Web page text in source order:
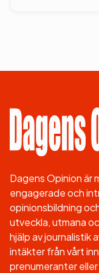
Dagens Opinion är
engagerade och
opinionsbildning
utveckla, utmana
hjälp av journalistik
intäkter från vårt
prenumeranter